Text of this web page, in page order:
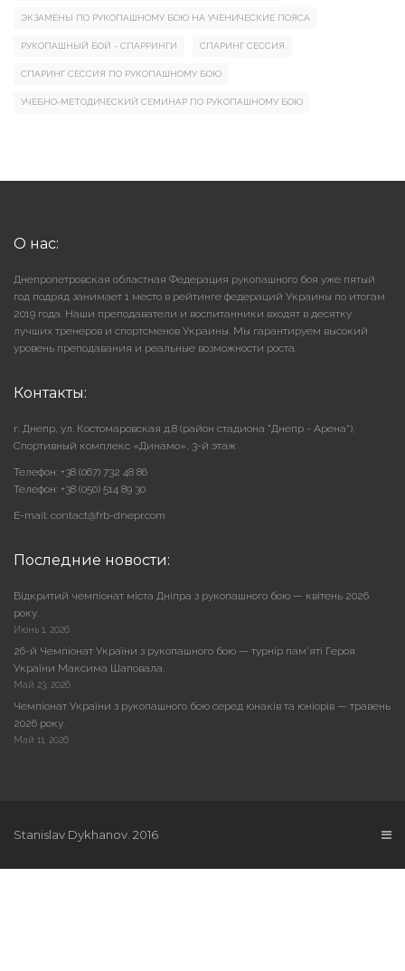
ЭКЗАМЕНЫ ПО РУКОПАШНОМУ БОЮ НА УЧЕНИЧЕСКИЕ ПОЯСА
РУКОПАШНЫЙ БОЙ - СПАРРИНГИ СПАРИНГ СЕССИЯ
СПАРИНГ СЕССИЯ ПО РУКОПАШНОМУ БОЮ
УЧЕБНО-МЕТОДИЧЕСКИЙ СЕМИНАР ПО РУКОПАШНОМУ БОЮ
О нас:
Днепропетровская областная Федерация рукопашного боя уже пятый
год подряд занимает 1 место в рейтинге федераций Украины по итогам
2019 года. Наши преподаватели и воспитанники входят в десятку
лучших тренеров и спортсменов Украины. Мы гарантируем высокий
уровень преподавания и реальные возможности роста.
Контакты:
г. Днепр, ул. Костомаровская д.8 (район стадиона "Днепр - Арена"),
Cпортивный комплекс «Динамо», 3-й этаж
Телефон: +38 (067) 732 48 86
Телефон: +38 (050) 514 89 30
E-mail: contact@frb-dnepr.com
Последние новости:
Відкритий чемпіонат міста Дніпра з рукопашного бою — квітень 2026
року.
Июнь 1, 2026
26-й Чемпіонат України з рукопашного бою — турнір пам’яті Героя
України Максима Шаповала.
Май 23, 2026
Чемпіонат України з рукопашного бою серед юнаків та юніорів — травень
2026 року.
Май 11, 2026
Stanislav Dykhanov. 2016